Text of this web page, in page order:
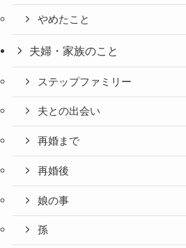
やめたこと
夫婦・家族のこと
ステップファミリー
夫との出会い
再婚まで
再婚後
娘の事
孫